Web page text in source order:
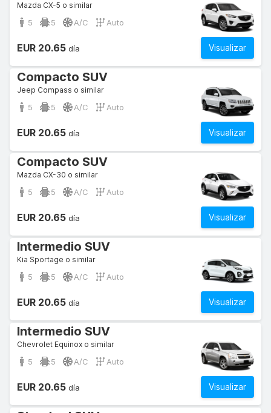
Mazda CX-5 o similar
5 5 A/C Auto
Visualizar
EUR 20.65 día
Compacto SUV
Jeep Compass o similar
5 5 A/C Auto
Visualizar
EUR 20.65 día
Compacto SUV
Mazda CX-30 o similar
5 5 A/C Auto
Visualizar
EUR 20.65 día
Intermedio SUV
Kia Sportage o similar
5 5 A/C Auto
Visualizar
EUR 20.65 día
Intermedio SUV
Chevrolet Equinox o similar
5 5 A/C Auto
Visualizar
EUR 20.65 día